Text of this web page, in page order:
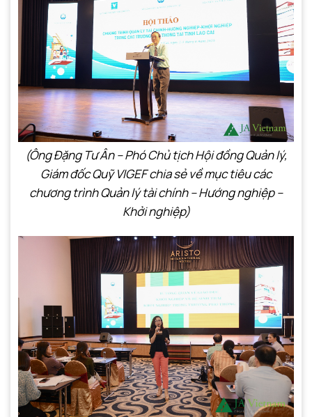
(Ông Đặng Tư Ân – Phó Chủ tịch Hội đồng Quản lý,
Giám đốc Quỹ VIGEF chia sẻ về mục tiêu các
chương trình Quản lý tài chính – Hướng nghiệp –
Khởi nghiệp)